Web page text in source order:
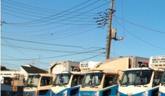
航空貨物輸送
医療品輸送
倉庫管理・流通加工
車輌案内
採用情報
先輩社員インタビュー
1日の流れを知る
MESSAGE
会社案内
会社概要
沿革